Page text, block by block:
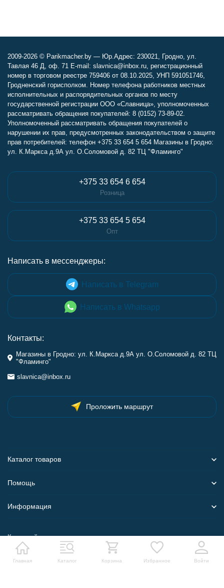
Главная Каталог Корзина Избранное Войти
2009-2026 © Parikmacher.by — Юр.Адрес: 230021, Гродно, ул.
Тавлая 46 Д, оф. 71 E-mail: slavnica@inbox.ru, регистрационный
номер в торговом реестре 759406 от 08.10.2025, УНП 591051746,
Гродненский горисполком. Номер телефона работников местных
исполнительных и распорядительных органов по месту
государственной регистрации ООО «Славница», уполномоченных
рассматривать обращения покупателей: 8 (0152) 73-89-02.
Уполномоченный рассматривать обращения покупателей о
нарушении их прав, предусмотренных законодательством о защите
прав потребителей: телефон +375 33 654 5 654 Магазины в Гродно:
ул. К.Маркса д.9А ул. О.Соломовой д. 82 ТЦ "Фламинго"
+375 33 654 6 654
Розница
+375 33 654 5 654
Опт
Написать в мессенджеры:
Написать в Telegram
Написать в Whatsapp
Контакты:
Магазины в Гродно: ул. К.Маркса д.9А ул. О.Соломовой д. 82 ТЦ
"Фламинго"
slavnica@inbox.ru
Проложить маршрут
Каталог товаров
Помощь
Информация
Карта сайта